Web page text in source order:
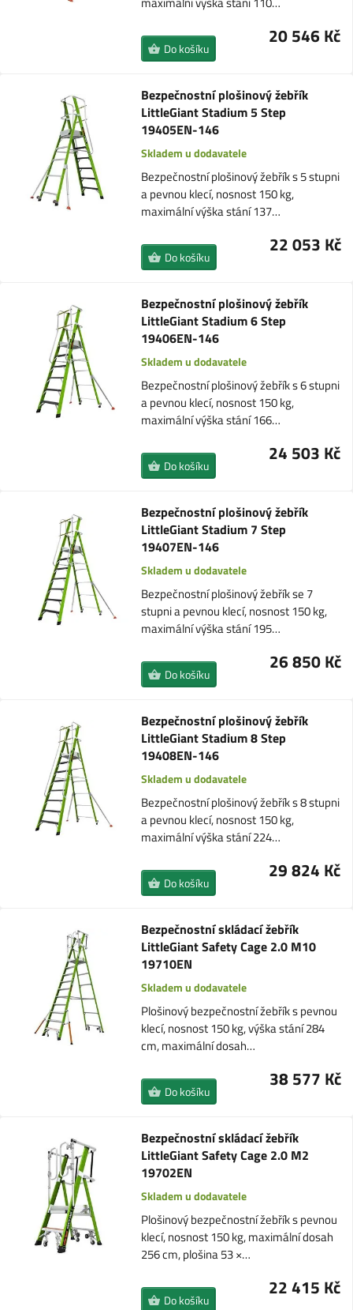
20 546 Kč
Do košíku
Bezpečnostní plošinový žebřík
LittleGiant Stadium 5 Step
19405EN-146
Skladem u dodavatele
Bezpečnostní plošinový žebřík s 5 stupni
a pevnou klecí, nosnost 150 kg,
maximální výška stání 137…
22 053 Kč
Do košíku
Bezpečnostní plošinový žebřík
LittleGiant Stadium 6 Step
19406EN-146
Skladem u dodavatele
Bezpečnostní plošinový žebřík s 6 stupni
a pevnou klecí, nosnost 150 kg,
maximální výška stání 166…
24 503 Kč
Do košíku
Bezpečnostní plošinový žebřík
LittleGiant Stadium 7 Step
19407EN-146
Skladem u dodavatele
Bezpečnostní plošinový žebřík se 7
stupni a pevnou klecí, nosnost 150 kg,
maximální výška stání 195…
26 850 Kč
Do košíku
Bezpečnostní plošinový žebřík
LittleGiant Stadium 8 Step
19408EN-146
Skladem u dodavatele
Bezpečnostní plošinový žebřík s 8 stupni
a pevnou klecí, nosnost 150 kg,
maximální výška stání 224…
29 824 Kč
Do košíku
Bezpečnostní skládací žebřík
LittleGiant Safety Cage 2.0 M10
19710EN
Skladem u dodavatele
Plošinový bezpečnostní žebřík s pevnou
klecí, nosnost 150 kg, výška stání 284
cm, maximální dosah…
38 577 Kč
Do košíku
Bezpečnostní skládací žebřík
LittleGiant Safety Cage 2.0 M2
19702EN
Skladem u dodavatele
Plošinový bezpečnostní žebřík s pevnou
klecí, nosnost 150 kg, maximální dosah
256 cm, plošina 53 ×…
22 415 Kč
Do košíku